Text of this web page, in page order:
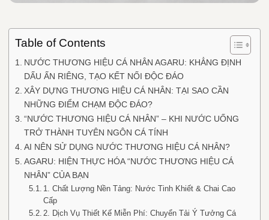
Table of Contents
NƯỚC THƯƠNG HIỆU CÁ NHÂN AGARU: KHẲNG ĐỊNH
DẤU ẤN RIÊNG, TẠO KẾT NỐI ĐỘC ĐÁO
XÂY DỰNG THƯƠNG HIỆU CÁ NHÂN: TẠI SAO CẦN
NHỮNG ĐIỂM CHẠM ĐỘC ĐÁO?
“NƯỚC THƯƠNG HIỆU CÁ NHÂN” – KHI NƯỚC UỐNG
TRỞ THÀNH TUYÊN NGÔN CÁ TÍNH
AI NÊN SỬ DỤNG NƯỚC THƯƠNG HIỆU CÁ NHÂN?
AGARU: HIỆN THỰC HÓA “NƯỚC THƯƠNG HIỆU CÁ
NHÂN” CỦA BẠN
1. Chất Lượng Nền Tảng: Nước Tinh Khiết & Chai Cao
Cấp
2. Dịch Vụ Thiết Kế Miễn Phí: Chuyển Tải Ý Tưởng Cá